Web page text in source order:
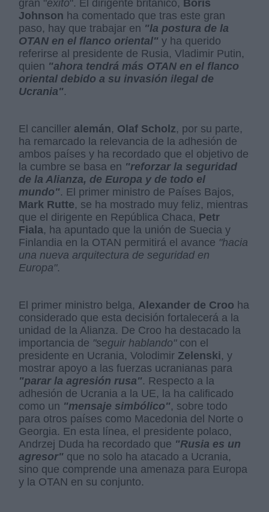
gran "éxito". El dirigente británico, Boris
Johnson ha comentado que tras este gran
paso, hay que trabajar en "la postura de la
OTAN en el flanco oriental" y ha querido
referirse al presidente de Rusia, Vladimir Putin,
quien "ahora tendrá más OTAN en el flanco
oriental debido a su invasión ilegal de
Ucrania".
El canciller alemán, Olaf Scholz, por su parte,
ha remarcado la relevancia de la adhesión de
ambos países y ha recordado que el objetivo de
la cumbre se basa en "reforzar la seguridad
de la Alianza, de Europa y de todo el
mundo". El primer ministro de Países Bajos,
Mark Rutte, se ha mostrado muy feliz, mientras
que el dirigente en República Chaca, Petr
Fiala, ha apuntado que la unión de Suecia y
Finlandia en la OTAN permitirá el avance "hacia
una nueva arquitectura de seguridad en
Europa".
El primer ministro belga, Alexander de Croo ha
considerado que esta decisión fortalecerá a la
unidad de la Alianza. De Croo ha destacado la
importancia de "seguir hablando"con el
presidente en Ucrania, Volodimir Zelenski, y
mostrar apoyo a las fuerzas ucranianas para
"parar la agresión rusa". Respecto a la
adhesión de Ucrania a la UE, la ha calificado
como un "mensaje simbólico", sobre todo
para otros países como Macedonia del Norte o
Georgia. En esta línea, el presidente polaco,
Andrzej Duda ha recordado que "Rusia es un
agresor" que no solo ha atacado a Ucrania,
sino que comprende una amenaza para Europa
y la OTAN en su conjunto.